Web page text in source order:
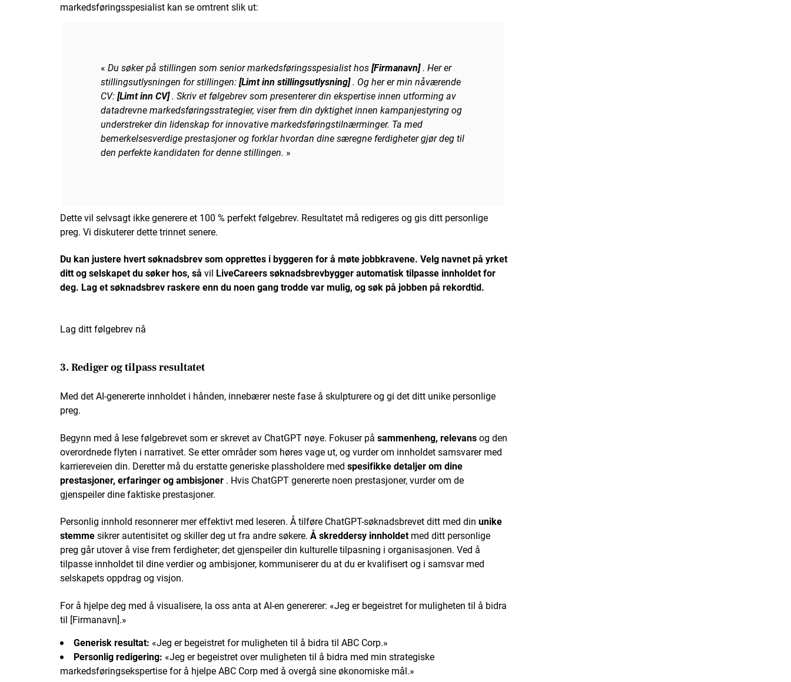
markedsføringsspesialist kan se omtrent slik ut:
« Du søker på stillingen som senior markedsføringsspesialist hos[Firmanavn]. Her er
stillingsutlysningen for stillingen:[Limt inn stillingsutlysning]. Og her er min nåværende
CV:[Limt inn CV]. Skriv et følgebrev som presenterer din ekspertise innen utforming av
datadrevne markedsføringsstrategier, viser frem din dyktighet innen kampanjestyring og
understreker din lidenskap for innovative markedsføringstilnærminger. Ta med
bemerkelsesverdige prestasjoner og forklar hvordan dine særegne ferdigheter gjør deg til
den perfekte kandidaten for denne stillingen. »
Dette vil selvsagt ikke generere et 100 % perfekt følgebrev. Resultatet må redigeres og gis ditt personlige
preg. Vi diskuterer dette trinnet senere.
Du kan justere hvert søknadsbrev som opprettes i byggeren for å møte jobbkravene. Velg navnet på yrket
ditt og selskapet du søker hos, så vil LiveCareers søknadsbrevbyggerautomatisk tilpasse innholdet for
deg. Lag et søknadsbrev raskere enn du noen gang trodde var mulig, og søk på jobben på rekordtid.
Lag ditt følgebrev nå
3. Rediger og tilpass resultatet
Med det AI-genererte innholdet i hånden, innebærer neste fase å skulpturere og gi det ditt unike personlige
preg.
Begynn med å lese følgebrevet som er skrevet av ChatGPT nøye. Fokuser på sammenheng, relevansog den
overordnede flyten i narrativet. Se etter områder som høres vage ut, og vurder om innholdet samsvarer med
karriereveien din. Deretter må du erstatte generiske plassholdere med spesifikke detaljer om dine
prestasjoner, erfaringer og ambisjoner . Hvis ChatGPT genererte noen prestasjoner, vurder om de
gjenspeiler dine faktiske prestasjoner.
Personlig innhold resonnerer mer effektivt med leseren. Å tilføre ChatGPT-søknadsbrevet ditt med din unike
stemmesikrer autentisitet og skiller deg ut fra andre søkere. Å skreddersy innholdetmed ditt personlige
preg går utover å vise frem ferdigheter; det gjenspeiler din kulturelle tilpasning i organisasjonen. Ved å
tilpasse innholdet til dine verdier og ambisjoner, kommuniserer du at du er kvalifisert og i samsvar med
selskapets oppdrag og visjon.
For å hjelpe deg med å visualisere, la oss anta at AI-en genererer: «Jeg er begeistret for muligheten til å bidra
til [Firmanavn].»
Generisk resultat: «Jeg er begeistret for muligheten til å bidra til ABC Corp.»
Personlig redigering: «Jeg er begeistret over muligheten til å bidra med min strategiske
markedsføringsekspertise for å hjelpe ABC Corp med å overgå sine økonomiske mål.»